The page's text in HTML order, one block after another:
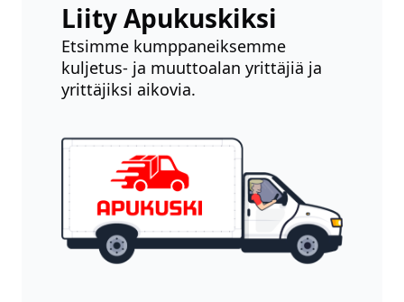
Liity Apukuskiksi
Etsimme kumppaneiksemme
kuljetus- ja muuttoalan yrittäjiä ja
yrittäjiksi aikovia.